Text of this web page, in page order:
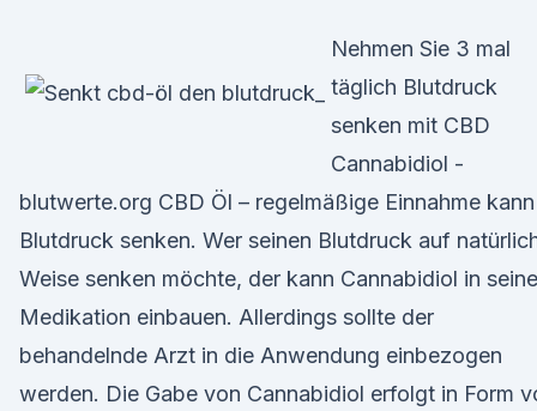
Nehmen Sie 3 mal
täglich Blutdruck
senken mit CBD
Cannabidiol -
blutwerte.org CBD Öl – regelmäßige Einnahme kann
Blutdruck senken. Wer seinen Blutdruck auf
Weise senken möchte, der kann Cannabidiol in seine
Medikation einbauen. Allerdings sollte der
behandelnde Arzt in die Anwendung einbezogen
werden. Die Gabe von Cannabidiol erfolgt in Form